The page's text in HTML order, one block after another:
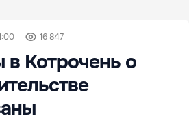
16 847
в Котрочень о